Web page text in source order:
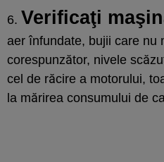
6. Verificaţi
aer înfundate, bujii care nu
corespunzător, nivele
cel de răcire a motorului,
la mărirea consumului de